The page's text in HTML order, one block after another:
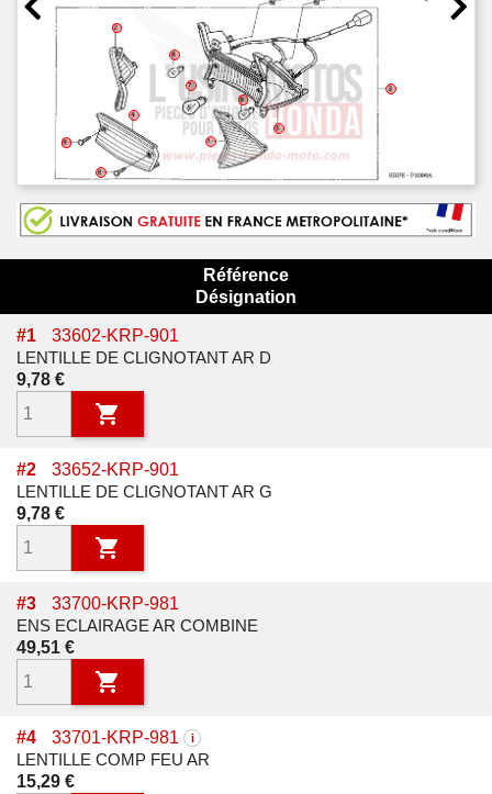
Référence
Désignation
#1
33602-KRP-901
LENTILLE DE CLIGNOTANT AR D
Prix
9,78 €

#2
33652-KRP-901
LENTILLE DE CLIGNOTANT AR G
Prix
9,78 €

#3
33700-KRP-981
ENS ECLAIRAGE AR COMBINE
Prix
49,51 €

#4 33701-KRP-981 i
LENTILLE COMP FEU AR
Prix
15,29 €